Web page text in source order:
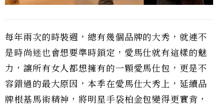
每年兩次的時裝週，總有幾個品牌的大秀，就連不
是時尚迷也會想要準時鎖定，愛馬仕就有這樣的魅
力，讓所有女人都想擁有的一顆愛馬仕包，更是不
容錯過的最大原因，本季在愛馬仕大秀上，延續品
牌根基馬術精神，將明星手袋柏金包變得更實背，